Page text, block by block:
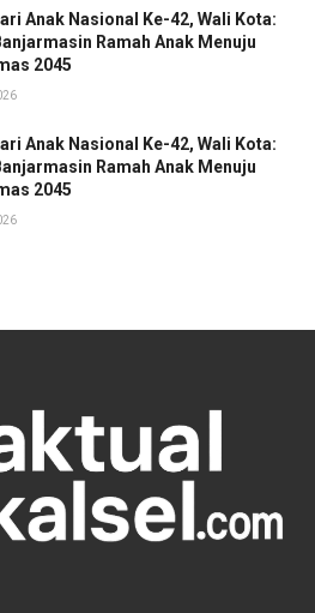
Anak Nasional Ke-42, Wali Kota:
Ramah Anak Menuju
2045
Anak Nasional Ke-42, Wali Kota:
Ramah Anak Menuju
2045